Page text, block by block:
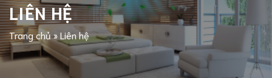
LIÊN HỆ
Trang chủ»Liên hệ